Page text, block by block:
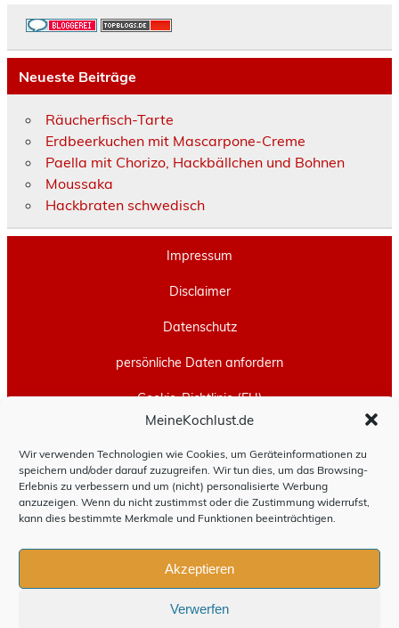
MeineKochlust.de
Wir verwenden Technologien wie Cookies, um Geräteinformationen zu
speichern und/oder darauf zuzugreifen. Wir tun dies, um das Browsing-
Erlebnis zu verbessern und um (nicht) personalisierte Werbung
anzuzeigen. Wenn du nicht zustimmst oder die Zustimmung widerrufst,
kann dies bestimmte Merkmale und Funktionen beeinträchtigen.
Akzeptieren
Verwerfen
Neueste Beiträge
Räucherfisch-Tarte
Erdbeerkuchen mit Mascarpone-Creme
Paella mit Chorizo, Hackbällchen und Bohnen
Moussaka
Hackbraten schwedisch
Impressum
Disclaimer
Datenschutz
persönliche Daten anfordern
Cookie-Richtlinie (EU)